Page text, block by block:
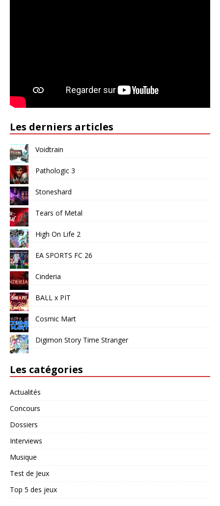
Les derniers articles
Voidtrain
Pathologic 3
Stoneshard
Tears of Metal
High On Life 2
EA SPORTS FC 26
Cinderia
BALL x PIT
Cosmic Mart
Digimon Story Time Stranger
Les catégories
Actualités
Concours
Dossiers
Interviews
Musique
Test de Jeux
Top 5 des jeux